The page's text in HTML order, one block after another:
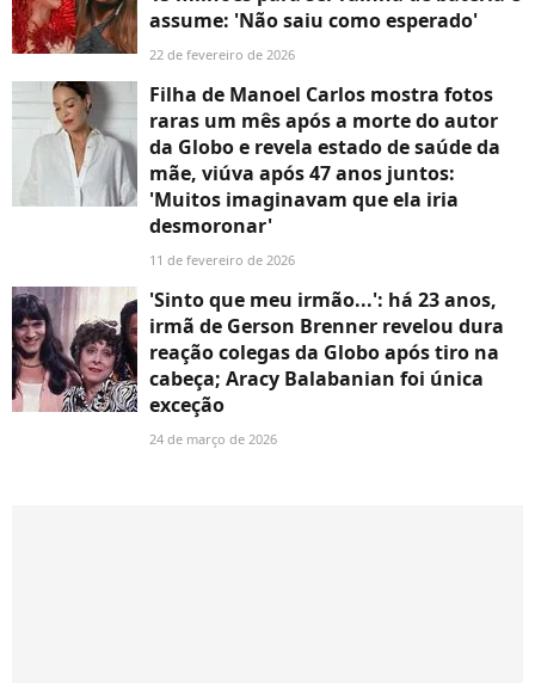
assume: 'Não saiu como esperado'
22 de fevereiro de 2026
Filha de Manoel Carlos mostra fotos
raras um mês após a morte do autor
da Globo e revela estado de saúde da
mãe, viúva após 47 anos juntos:
'Muitos imaginavam que ela iria
desmoronar'
11 de fevereiro de 2026
'Sinto que meu irmão...': há 23 anos,
irmã de Gerson Brenner revelou dura
reação colegas da Globo após tiro na
cabeça; Aracy Balabanian foi única
exceção
24 de março de 2026